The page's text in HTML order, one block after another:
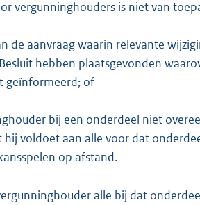
vergunninghouders is niet van
de aanvraag waarin relevante
hebben plaatsgevonden
geïnformeerd; of
bij een onderdeel niet
hij voldoet aan alle voor dat
op afstand.
alle bij dat